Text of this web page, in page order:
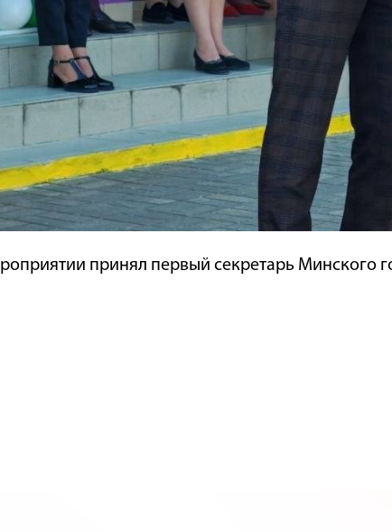
принял первый секретарь Минского